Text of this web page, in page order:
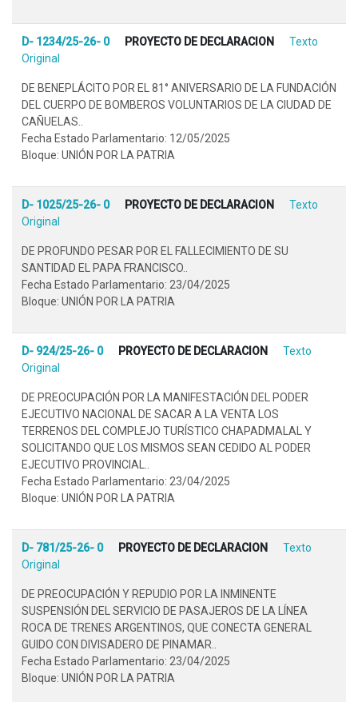
D- 1234/25-26- 0 PROYECTO DE DECLARACION
Texto
Original
DE BENEPLÁCITO POR EL 81° ANIVERSARIO DE LA FUNDACIÓN
DEL CUERPO DE BOMBEROS VOLUNTARIOS DE LA CIUDAD DE
CAÑUELAS..
Fecha Estado Parlamentario: 12/05/2025
Bloque: UNIÓN POR LA PATRIA
D- 1025/25-26- 0 PROYECTO DE DECLARACION
Texto
Original
DE PROFUNDO PESAR POR EL FALLECIMIENTO DE SU
SANTIDAD EL PAPA FRANCISCO..
Fecha Estado Parlamentario: 23/04/2025
Bloque: UNIÓN POR LA PATRIA
D- 924/25-26- 0 PROYECTO DE DECLARACION
Texto
Original
DE PREOCUPACIÓN POR LA MANIFESTACIÓN DEL PODER
EJECUTIVO NACIONAL DE SACAR A LA VENTA LOS
TERRENOS DEL COMPLEJO TURÍSTICO CHAPADMALAL Y
SOLICITANDO QUE LOS MISMOS SEAN CEDIDO AL PODER
EJECUTIVO PROVINCIAL..
Fecha Estado Parlamentario: 23/04/2025
Bloque: UNIÓN POR LA PATRIA
D- 781/25-26- 0 PROYECTO DE DECLARACION
Texto
Original
DE PREOCUPACIÓN Y REPUDIO POR LA INMINENTE
SUSPENSIÓN DEL SERVICIO DE PASAJEROS DE LA LÍNEA
ROCA DE TRENES ARGENTINOS, QUE CONECTA GENERAL
GUIDO CON DIVISADERO DE PINAMAR..
Fecha Estado Parlamentario: 23/04/2025
Bloque: UNIÓN POR LA PATRIA